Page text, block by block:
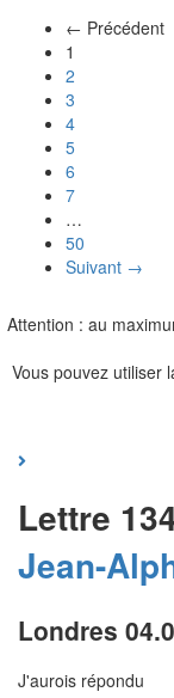
← Précédent
1
2
3
4
5
6
7
…
50
Suivant →
Attention : au
Vous pouvez utiliser
Lettre
Jean-
Londres
J'aurois répondu